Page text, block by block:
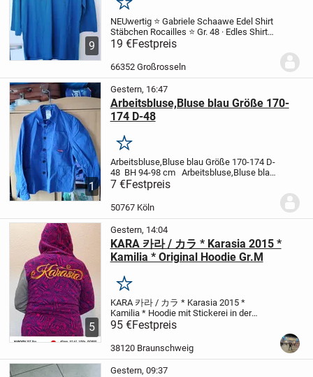
9
Merken
NEUwertig ⭐ Gabriele SchaaweEdel Shirt
Stäbchen Rocailles ⭐ Gr. 48 · Edles Shirt
mit V-Ausschnitt· Stäbchen-Rocailles an
Hals- und Brustbereich
Strahlen-Optik· 3/4 Armlänge
19 €Festpreis
66352 Großrosseln
1
Gestern, 16:47
Arbeitsbluse,Bluse blau Größe 170-
174 D-48
Merken
Arbeitsbluse,Bluse blauGröße 170-174D-
48 BH 94-98 cm Arbeitsbluse,Bluse blau
Größe 170-174D-48
7 €Festpreis
50767 Köln
5
Gestern, 14:04
KARA 카라 / カラ * Karasia 2015 *
Kamilia * Original Hoodie Gr.M
Merken
KARA 카라 / カラ * Karasia 2015 *
Kamilia * Hoodie mit Stickerei in der
Größe M - original und Made in
92% Baumwolle
PolyesterNeuwertiger Zustand!
ein Privatverkauf im Sinne...
95 €Festpreis
38120 Braunschweig
Gestern, 09:37